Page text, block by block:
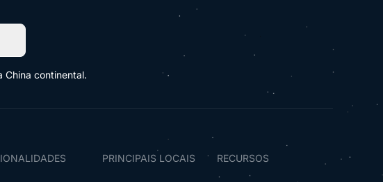
China continental.
PRINCIPAIS LOCAIS RECURSOS